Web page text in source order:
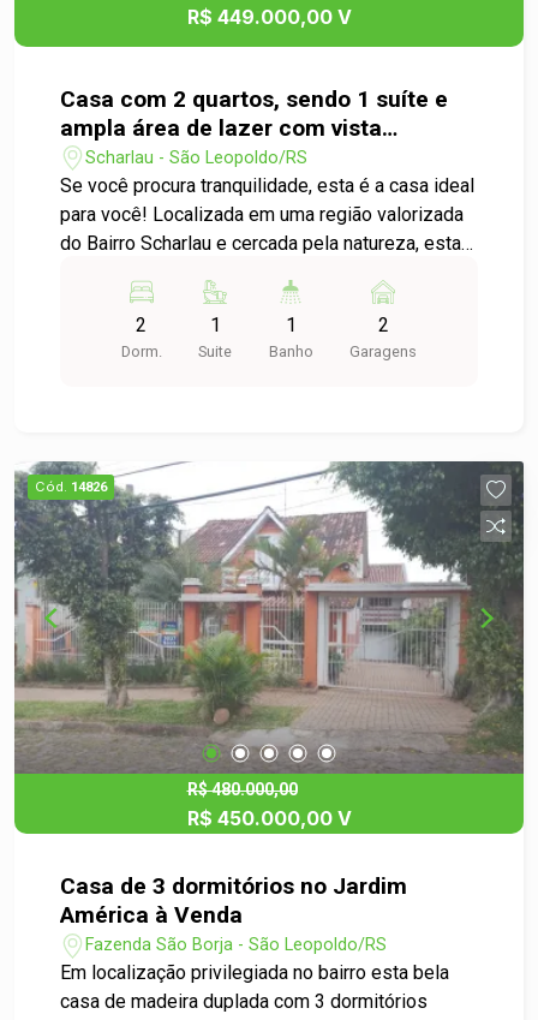
R$ 449.000,00 V
Casa com 2 quartos, sendo 1 suíte e
ampla área de lazer com vista
privilegiada
Scharlau - São Leopoldo/RS
Se você procura tranquilidade, esta é a casa ideal
para você! Localizada em uma região valorizada
do Bairro Scharlau e cercada pela natureza, esta
busca conforto e qualidade de vida, com uma
posição solar privilegiada. A residência oferece 2
dormitórios, sendo 1 suíte, sala, cozinha, 1
para receber os amigos e desfrutar de
momentos de lazer.
2
Dorm.
1
Suite
1
Banho
2
Garagens
Cód. 14826
R$ 480.000,00
R$ 450.000,00 V
Casa de 3 dormitórios no Jardim
América à Venda
Fazenda São Borja - São Leopoldo/RS
Em localização privilegiada no bairro esta bela
casa de madeira duplada com 3 dormitórios